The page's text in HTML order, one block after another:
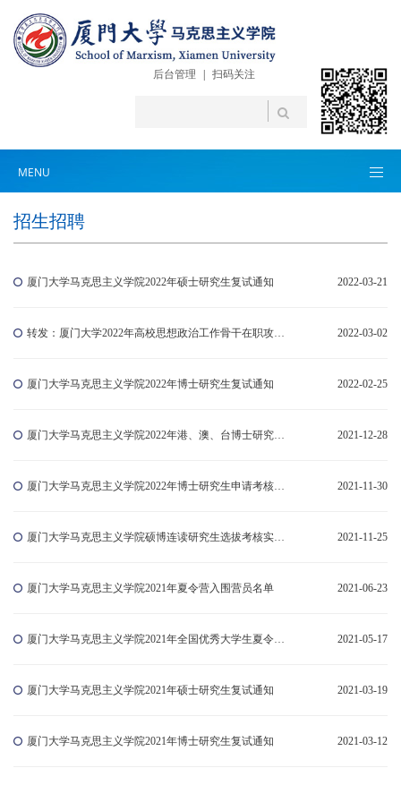
后台管理 扫码关注
MENU
招生招聘
厦门大学马克思主义学院2022年硕士研究生复试通知 2022-03-21
转发：厦门大学2022年高校思想政治工作骨干在职攻读博士学位招生简章 2022-03-02
厦门大学马克思主义学院2022年博士研究生复试通知 2022-02-25
厦门大学马克思主义学院2022年港、澳、台博士研究生申请考核选拔办法 2021-12-28
厦门大学马克思主义学院2022年博士研究生申请考核选拔办法 2021-11-30
厦门大学马克思主义学院硕博连读研究生选拔考核实施细则 2021-11-25
厦门大学马克思主义学院2021年夏令营入围营员名单 2021-06-23
厦门大学马克思主义学院2021年全国优秀大学生夏令营报名指南 2021-05-17
厦门大学马克思主义学院2021年硕士研究生复试通知 2021-03-19
厦门大学马克思主义学院2021年博士研究生复试通知 2021-03-12